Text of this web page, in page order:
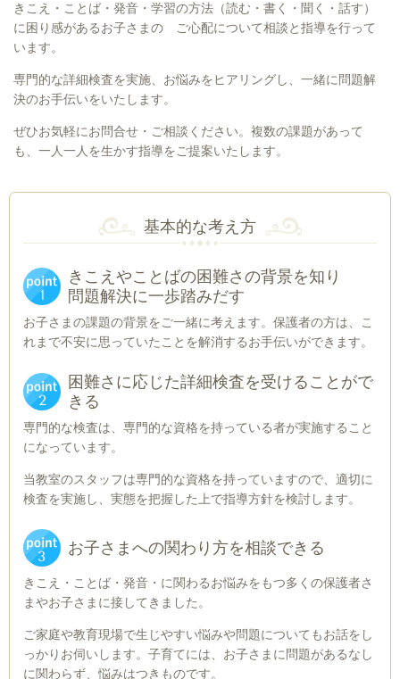
きこえ・ことば・発音・学習の方法（読む・書く・聞く・話す）
に困り感があるお子さまの ご心配について相談と指導を行って
います。
専門的な詳細検査を実施、お悩みをヒアリングし、一緒に問題解
決のお手伝いをいたします。
ぜひお気軽にお問合せ・ご相談ください。複数の課題があって
も、一人一人を生かす指導をご提案いたします。
基本的な考え方
きこえやことばの困難さの背景を知り
問題解決に一歩踏みだす
お子さまの課題の背景をご一緒に考えます。保護者の方は、こ
れまで不安に思っていたことを解消するお手伝いができます。
困難さに応じた詳細検査を受けることがで
きる
専門的な検査は、専門的な資格を持っている者が実施すること
になっています。
当教室のスタッフは専門的な資格を持っていますので、適切に
検査を実施し、実態を把握した上で指導方針を検討します。
お子さまへの関わり方を相談できる
きこえ・ことば・発音・に関わるお悩みをもつ多くの保護者さ
まやお子さまに接してきました。
ご家庭や教育現場で生じやすい悩みや問題についてもお話をし
っかりお伺いします。子育てには、お子さまに問題があるなし
に関わらず、悩みはつきものです。